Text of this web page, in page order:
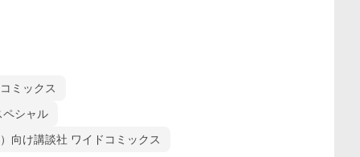
ミックス
ペシャル
向け講談社 ワイドコミックス